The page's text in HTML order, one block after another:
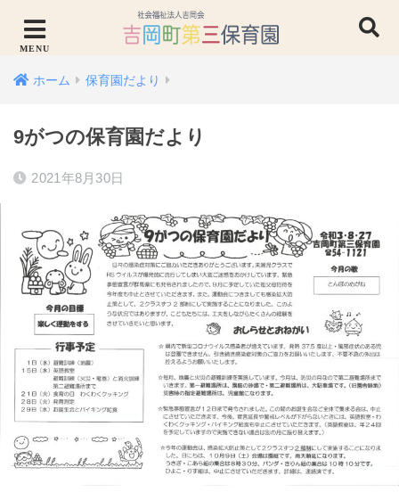
ホーム 保育園だより
9がつの保育園だより
2021年8月30日